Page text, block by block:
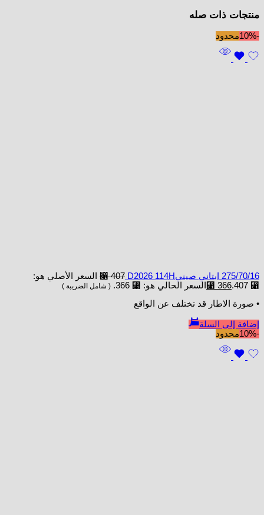
منتجات ذات صله
-10% محدود
275/70/16 ابتاني صينيD2026 114H ⃁407
السعر الأصلي هو:
⃁ 407.
⃁ 366 السعر الحالي هو: ⃁ 366. ( شامل الضريبة )
• صورة الاطار قد تختلف عن الواقع
إضافة إلى السلة
-10%
محدود